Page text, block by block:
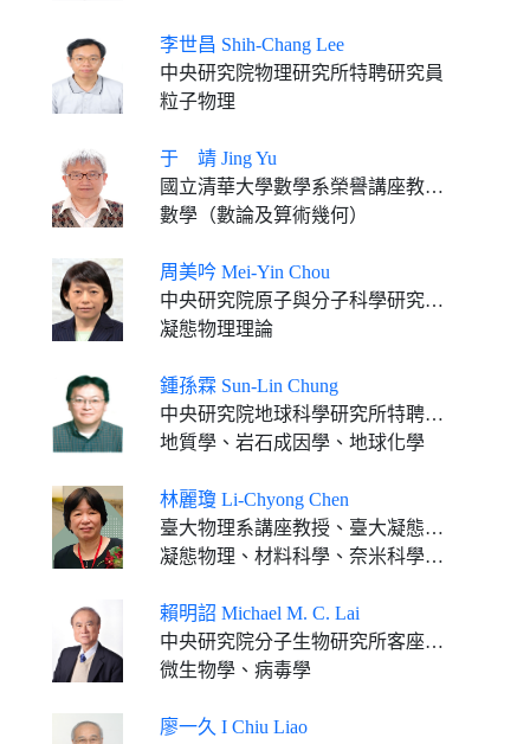
李世昌 Shih-Chang Lee
中央研究院物理研究所特聘研究員
粒子物理
于 靖 Jing Yu
國立清華大學數學系榮譽講座教授 國立台灣師範大學數學系榮譽講座教授
數學（數論及算術幾何）
周美吟 Mei-Yin Chou
中央研究院原子與分子科學研究所特聘研究員 美國喬治亞理工學院物理系榮譽教授 國立臺灣大學物理系合聘教授
凝態物理理論
鍾孫霖 Sun-Lin Chung
中央研究院地球科學研究所特聘研究員兼所長、國立臺灣大學地質科學系特聘講座教授(合聘)
地質學、岩石成因學、地球化學
林麗瓊 Li-Chyong Chen
臺大物理系講座教授、臺大凝態科學研究中心合聘特聘研究員、臺大新穎材料原子級科學研究中心主任
凝態物理、材料科學、奈米科學、光電與能源
賴明詔 Michael M. C. Lai
中央研究院分子生物研究所客座講座 中國醫藥大學特聘講座
微生物學、病毒學
廖一久 I Chiu Liao